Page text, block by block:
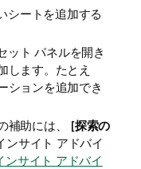
シートを追加する
ット パネルを開き
します。たとえ
ションを追加でき
補助には、 [探索の
ンサイト アドバイ
ンサイト アドバイ